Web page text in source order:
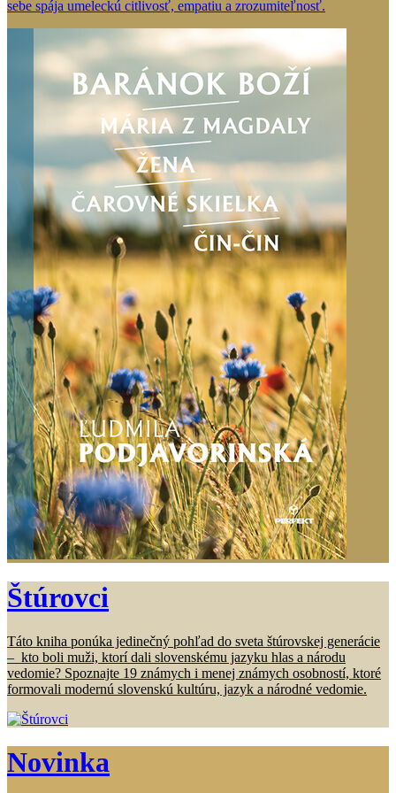
sebe spája umeleckú citlivosť, empatiu a zrozumiteľnosť.
Štúrovci
Táto kniha ponúka jedinečný pohľad do sveta štúrovskej generácie
– kto boli muži, ktorí dali slovenskému jazyku hlas a národu
vedomie? Spoznajte 19 známych i menej známych osobností, ktoré
formovali modernú slovenskú kultúru, jazyk a národné vedomie.
Novinka